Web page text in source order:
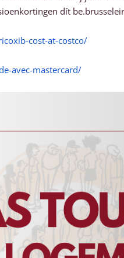
dít
cost-at-costco/
avec-mastercard/